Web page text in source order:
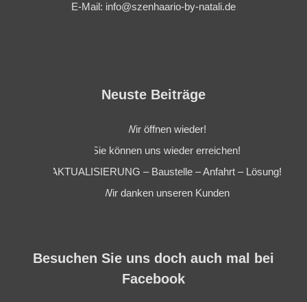
E-Mail: info@szenhaario-by-natali.de
Neuste Beiträge
Wir öffnen wieder!
Sie können uns wieder erreichen!
AKTUALISIERUNG – Baustelle – Anfahrt – Lösung!
Wir danken unseren Kunden
Besuchen Sie uns doch auch mal bei
Facebook